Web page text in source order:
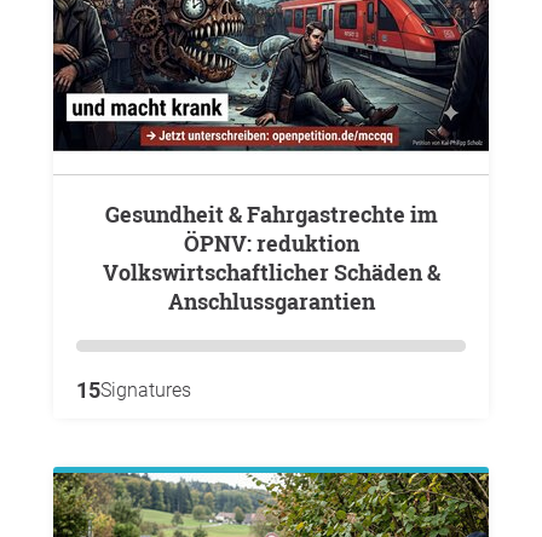
Gesundheit & Fahrgastrechte im
ÖPNV: reduktion
Volkswirtschaftlicher Schäden &
Anschlussgarantien
15Signatures